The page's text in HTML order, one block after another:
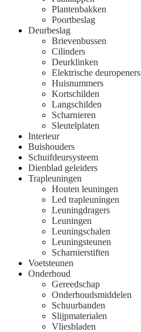
Plantenbakken
Poortbeslag
Deurbeslag
Brievenbussen
Cilinders
Deurklinken
Elektrische deuropeners
Huisnummers
Kortschilden
Langschilden
Scharnieren
Sleutelplaten
Interieur
Buishouders
Schuifdeursysteem
Dienblad geleiders
Trapleuningen
Houten leuningen
Led trapleuningen
Leuningdragers
Leuningen
Leuningschalen
Leuningsteunen
Scharnierstiften
Voetsteunen
Onderhoud
Gereedschap
Onderhoudsmiddelen
Schuurbanden
Slijpmaterialen
Vliesbladen